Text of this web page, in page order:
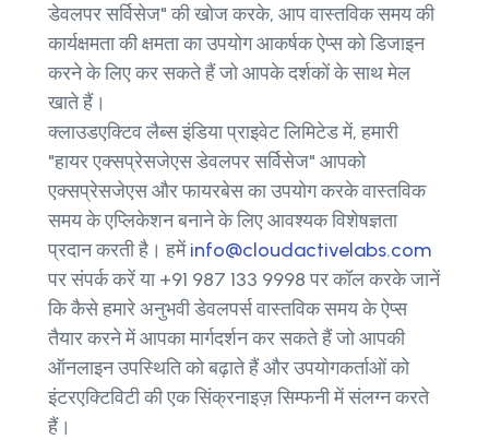
डेवलपर सर्विसेज" की खोज करके, आप वास्तविक समय की
कार्यक्षमता की क्षमता का उपयोग आकर्षक ऐप्स को डिजाइन
करने के लिए कर सकते हैं जो आपके दर्शकों के साथ मेल
खाते हैं।
क्लाउडएक्टिव लैब्स इंडिया प्राइवेट लिमिटेड में, हमारी
"हायर एक्सप्रेसजेएस डेवलपर सर्विसेज" आपको
एक्सप्रेसजेएस और फायरबेस का उपयोग करके वास्तविक
समय के एप्लिकेशन बनाने के लिए आवश्यक विशेषज्ञता
प्रदान करती है। हमेंinfo@cloudactivelabs.com
पर संपर्क करें या +91 987 133 9998 पर कॉल करके जानें
कि कैसे हमारे अनुभवी डेवलपर्स वास्तविक समय के ऐप्स
तैयार करने में आपका मार्गदर्शन कर सकते हैं जो आपकी
ऑनलाइन उपस्थिति को बढ़ाते हैं और उपयोगकर्ताओं को
इंटरएक्टिविटी की एक सिंक्रनाइज़ सिम्फनी में संलग्न करते
हैं।